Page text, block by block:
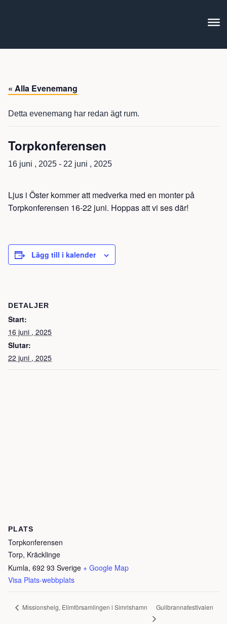
« Alla Evenemang
Detta evenemang har redan ägt rum.
Torpkonferensen
16 juni , 2025 - 22 juni , 2025
Ljus i Öster kommer att medverka med en monter på
Torpkonferensen 16-22 juni. Hoppas att vi ses där!
Lägg till i kalender
DETALJER
Start:
16 juni , 2025
Slutar:
22 juni , 2025
PLATS
Torpkonferensen
Torp, Kräcklinge
Kumla, 692 93 Sverige + Google Map
Visa Plats-webbplats
Missionshelg, Elimförsamlingen i Simrishamn Gullbrannafestivalen